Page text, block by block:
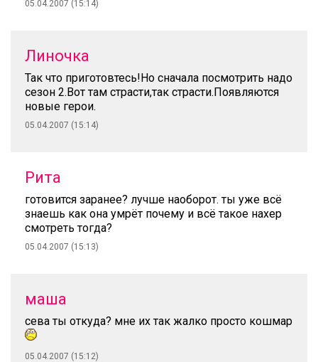
05.04.2007 (15:14)
Линочка
Так что приготовтесь!Но сначала посмотрить надо
сезон 2.Вот там страсти,так страсти.Появляются
новые герои.
05.04.2007 (15:14)
Рита
готовится заранее? лучше наоборот. ты уже всё
знаешь как она умрёт почему и всё такое нахер
смотреть тогда?
05.04.2007 (15:13)
маша
сева ты откуда? мне их так жалко просто кошмар
05.04.2007 (15:12)